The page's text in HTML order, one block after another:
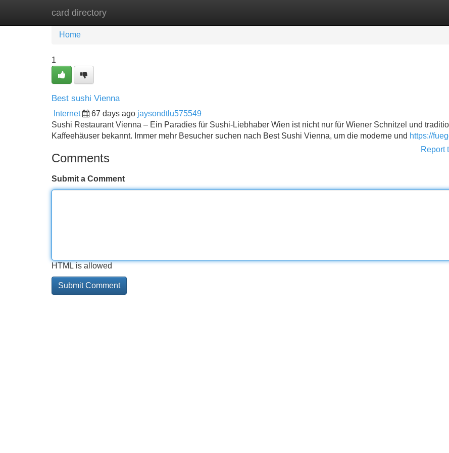
card directory
Home New Site Listings
Home
1
Best sushi Vienna
Internet 67 days ago jaysondtlu575549
Sushi Restaurant Vienna – Ein Paradies für Sushi-Liebhaber Wien ist nicht nur für Wiener Schnitzel und
Kaffeehäuser bekannt. Immer mehr Besucher suchen nach Best Sushi Vienna, um die moderne und https://
Report
Comments
Submit a Comment
HTML is allowed